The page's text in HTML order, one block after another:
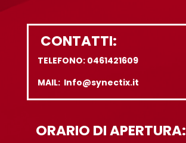
CONTATTI:
TELEFONO: 0461421609
MAIL: Info@synectix.it
ORARIO DI APERTURA: